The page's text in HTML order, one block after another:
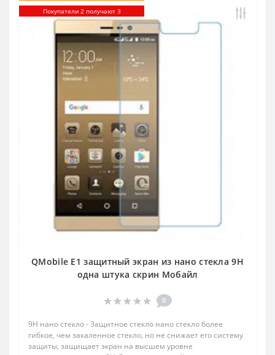
Покупатели 2 получают 3
QMobile E1 защитный экран из нано стекла 9H
одна штука скрин Мобайл
0
9H нано стекло - Защитное стекло нано стекло более
гибкое, чем закаленное стекло, но не снижает его систему
защиты, защищает экран на высшем уровне